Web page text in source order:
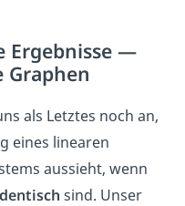
Ergebnisse —
Graphen
als Letztes noch an,
eines linearen
aussieht, wenn
sind. Unser